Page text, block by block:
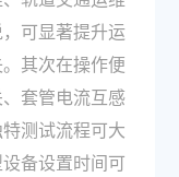
可显著提升运
其次在操作便
套管电流互感
测试流程可大
备设置时间可